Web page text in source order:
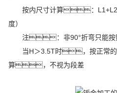
按内尺寸计算：
度）
注：非90°折弯只能按
当H＞3.5T时，按正常的
算，不视为段差